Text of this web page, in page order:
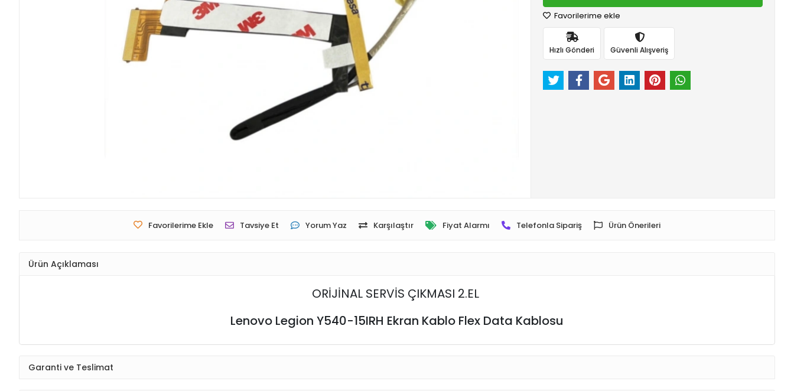
Favorilerime ekle
Hızlı Gönderi Güvenli Alışveriş
Favorilerime Ekle Tavsiye Et Yorum Yaz Karşılaştır Fiyat Alarmı Telefonla Sipariş Ürün Önerileri
Ürün Açıklaması
ORİJİNAL SERVİS ÇIKMASI 2.EL
Lenovo Legion Y540-15IRH Ekran Kablo Flex Data Kablosu
Garanti ve Teslimat